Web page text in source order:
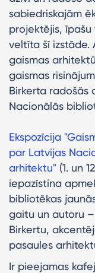
sabiedriskajām
projektējis,
veltīta šī izstāde.
gaismas
gaismas
Birkerta radošās
Nacionālās
Ekspozīcija
par Latvijas
arhitektu" (1. un
iepazīstina
bibliotēkas
gaitu un autoru
Birkertu,
pasaules
Ir pieejamas